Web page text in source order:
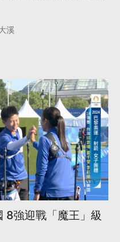
溪
8強迎戰「魔王」級